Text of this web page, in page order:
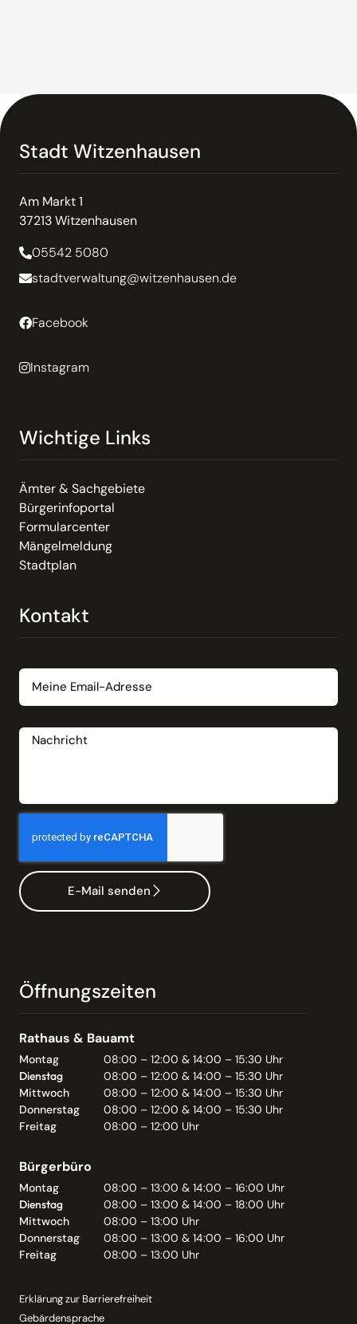
Stadt Witzenhausen
Am Markt 1
37213 Witzenhausen
05542 5080
stadtverwaltung@witzenhausen.de
Facebook
Instagram
Wichtige Links
Ämter & Sachgebiete
Bürgerinfoportal
Formularcenter
Mängelmeldung
Stadtplan
Kontakt
E-Mail senden
Öffnungszeiten
Rathaus & Bauamt
Montag
08:00 – 12:00 & 14:00 – 15:30 Uhr
Dienstag
08:00 – 12:00 & 14:00 – 15:30 Uhr
Mittwoch
08:00 – 12:00 & 14:00 – 15:30 Uhr
Donnerstag
08:00 – 12:00 & 14:00 – 15:30 Uhr
Freitag
08:00 – 12:00 Uhr
Bürgerbüro
Montag
08:00 – 13:00 & 14:00 – 16:00 Uhr
Dienstag
08:00 – 13:00 & 14:00 – 18:00 Uhr
Mittwoch
08:00 – 13:00 Uhr
Donnerstag
08:00 – 13:00 & 14:00 – 16:00 Uhr
Freitag
08:00 – 13:00 Uhr
Erklärung zur Barrierefreiheit
Gebärdensprache